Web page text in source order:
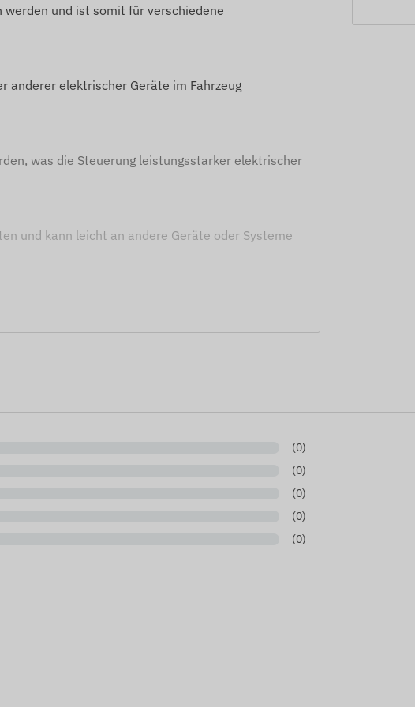
und ist somit für verschiedene
anderer elektrischer Geräte im Fahrzeug
was die Steuerung leistungsstarker elektrischer
und kann leicht an andere Geräte oder Systeme
z.B. zum Fernabschalten des Motors oder der
zur Steuerung von Kühlsystemen verwendet
Maschinen verwendet werden.
der die Fernsteuerung verschiedener Geräte
diesem Grund kann das tatsächliche Aussehen
(0)
(0)
(0)
(0)
(0)